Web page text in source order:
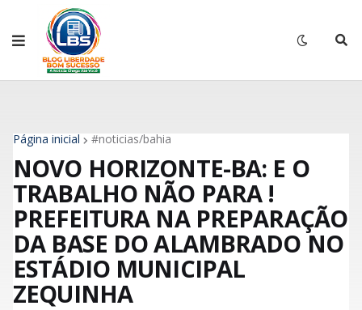
Página inicial #noticias/bahia
NOVO HORIZONTE-BA: E O
TRABALHO NÃO PARA !
PREFEITURA NA PREPARAÇÃO
DA BASE DO ALAMBRADO NO
ESTÁDIO MUNICIPAL
ZEQUINHA